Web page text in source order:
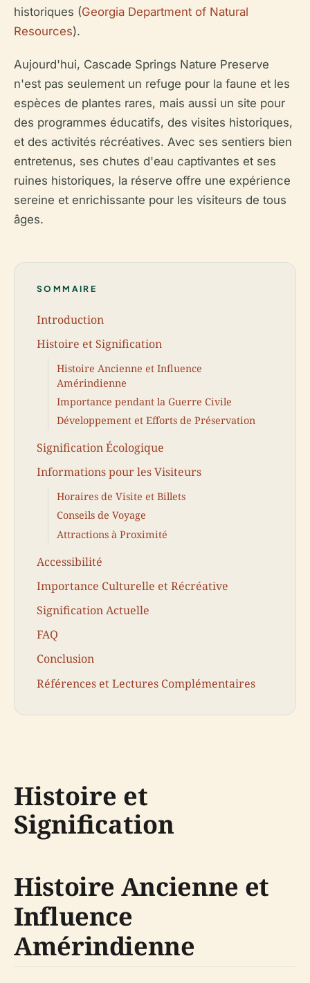
historiques (Georgia Department of Natural
Resources).
Aujourd'hui, Cascade Springs Nature Preserve
n'est pas seulement un refuge pour la faune et les
espèces de plantes rares, mais aussi un site pour
des programmes éducatifs, des visites historiques,
et des activités récréatives. Avec ses sentiers bien
entretenus, ses chutes d'eau captivantes et ses
ruines historiques, la réserve offre une expérience
sereine et enrichissante pour les visiteurs de tous
âges.
SOMMAIRE
Introduction
Histoire et Signification
Histoire Ancienne et Influence
Amérindienne
Importance pendant la Guerre Civile
Développement et Efforts de Préservation
Signification Écologique
Informations pour les Visiteurs
Horaires de Visite et Billets
Conseils de Voyage
Attractions à Proximité
Accessibilité
Importance Culturelle et Récréative
Signification Actuelle
FAQ
Conclusion
Références et Lectures Complémentaires
Histoire et
Signification
Histoire Ancienne et
Influence
Amérindienne